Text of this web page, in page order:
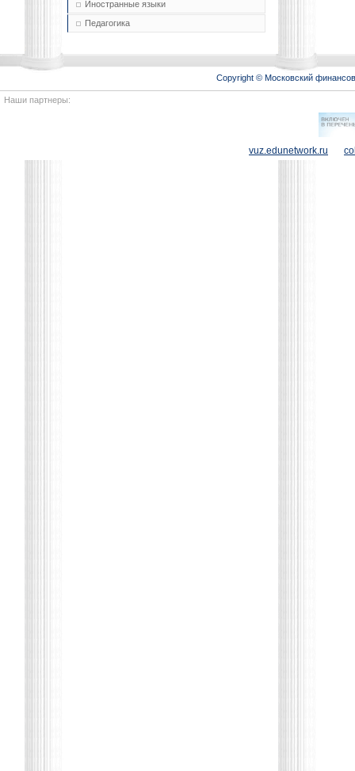
Иностранные языки
Педагогика
Copyright © Московский
Наши партнеры:
vuz.edunetwork.ru